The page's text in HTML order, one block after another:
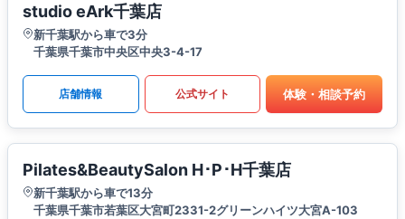
studio eArk千葉店
新千葉駅から車で3分
千葉県千葉市中央区中央3-4-17
店舗情報 公式サイト 体験・相談予約
Pilates&BeautySalon H･P･H千葉店
新千葉駅から車で13分
千葉県千葉市若葉区大宮町2331-2グリーンハイツ大宮A-103